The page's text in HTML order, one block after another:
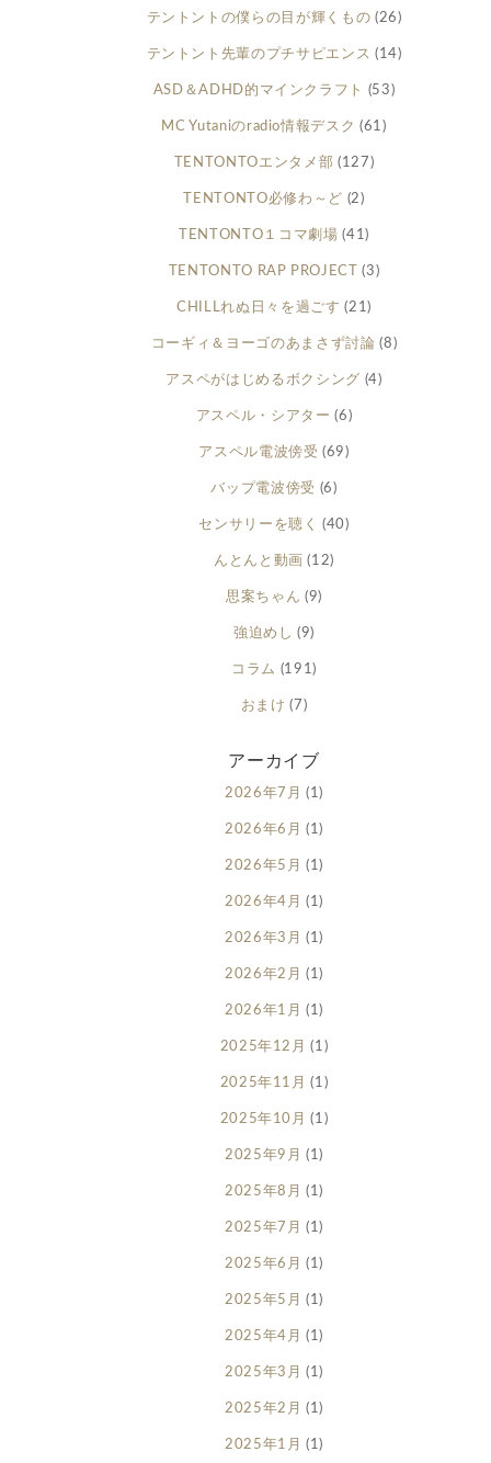
テントントの僕らの目が輝くもの (26)
テントント先輩のプチサピエンス (14)
ASD＆ADHD的マインクラフト (53)
MC Yutaniのradio情報デスク (61)
TENTONTOエンタメ部 (127)
TENTONTO必修わ～ど (2)
TENTONTO１コマ劇場 (41)
TENTONTO RAP PROJECT (3)
CHILLれぬ日々を過ごす (21)
コーギィ＆ヨーゴのあまさず討論 (8)
アスペがはじめるボクシング (4)
アスペル・シアター (6)
アスペル電波傍受 (69)
バップ電波傍受 (6)
センサリーを聴く (40)
んとんと動画 (12)
思案ちゃん (9)
強迫めし (9)
コラム (191)
おまけ (7)
アーカイブ
2026年7月 (1)
2026年6月 (1)
2026年5月 (1)
2026年4月 (1)
2026年3月 (1)
2026年2月 (1)
2026年1月 (1)
2025年12月 (1)
2025年11月 (1)
2025年10月 (1)
2025年9月 (1)
2025年8月 (1)
2025年7月 (1)
2025年6月 (1)
2025年5月 (1)
2025年4月 (1)
2025年3月 (1)
2025年2月 (1)
2025年1月 (1)